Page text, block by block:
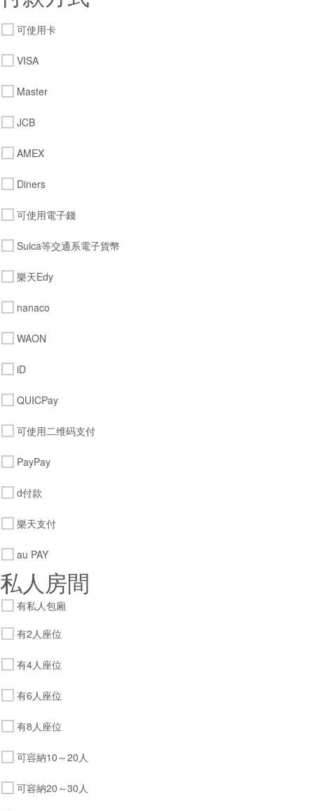
可使用卡
VISA
Master
JCB
AMEX
Diners
可使用電子錢
Suica等交通系電子貨幣
樂天Edy
nanaco
WAON
iD
QUICPay
可使用二维码支付
PayPay
d付款
樂天支付
au PAY
私人房間
有私人包廂
有2人座位
有4人座位
有6人座位
有8人座位
可容納10～20人
可容納20～30人